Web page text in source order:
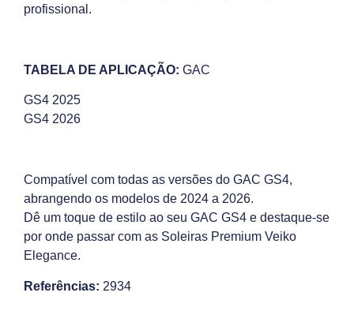
profissional.
TABELA DE APLICAÇÃO: GAC
GS4 2025
GS4 2026
Compatível com todas as versões do GAC GS4,
abrangendo os modelos de 2024 a 2026.
Dê um toque de estilo ao seu GAC GS4 e destaque-se
por onde passar com as Soleiras Premium Veiko
Elegance.
Referências: 2934